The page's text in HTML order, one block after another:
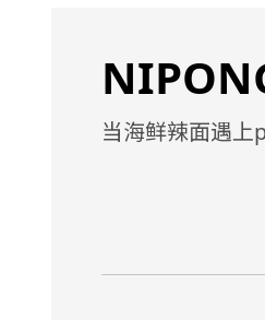
当海鲜辣面遇上